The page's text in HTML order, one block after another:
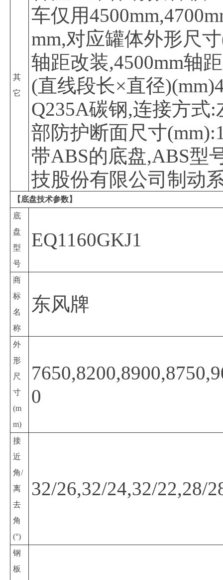
其
它
车仅用
mm,对应罐体外形尺
轴距改装,4500mm轴
(直线段长×直径
Q235A碳钢,连接方式
部防护断面尺寸
带ABS的底盘,ABS型
技股份有限公司制动
【底盘技术参数】
底
盘
型
号
EQ1160GKJ1
商
标
名
称
东风牌
外
形
尺
寸
(m
m)
0
接
近
角/
离
去
角
(°)
32/26,32/24,32/22,28/
钢
板